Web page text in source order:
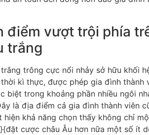
điểm vượt trội phía
trắng
trông cực nổi nhảy sở hữu khối
kì thực, được phép gia đình thành
biệt trong khoảng phần nhiều ngôi
là địa điểm cả gia đình thành viên
hiện khả năng chọn thấy không chỉ
cược châu Âu hơn nữa một số ít